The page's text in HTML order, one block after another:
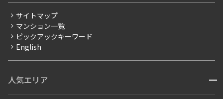
賃料改定
フリーレント
ペット可
ブランドマンション
サイトマップ
マンション一覧
ピックアックキーワード
English
人気エリア 開閉